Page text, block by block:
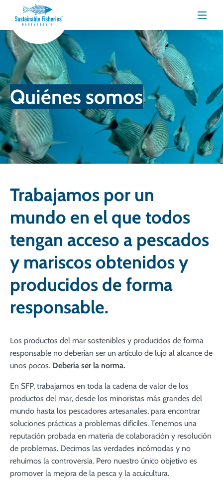
Menú
Quiénes somos
Trabajamos por un
mundo en el que todos
tengan acceso a pescados
y mariscos obtenidos y
producidos de forma
responsable.
Los productos del mar sostenibles y producidos de forma
responsable no deberían ser un artículo de lujo al alcance de
unos pocos. Debería ser la norma.
En SFP, trabajamos en toda la cadena de valor de los
productos del mar, desde los minoristas más grandes del
mundo hasta los pescadores artesanales, para encontrar
soluciones prácticas a problemas difíciles. Tenemos una
reputación probada en materia de colaboración y resolución
de problemas. Decimos las verdades incómodas y no
rehuimos la controversia. Pero nuestro único objetivo es
promover la mejora de la pesca y la acuicultura.